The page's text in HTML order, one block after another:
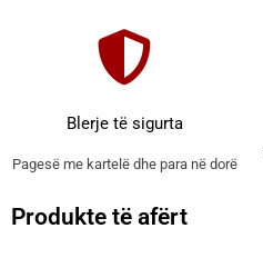
Blerje të sigurta
Pagesë me kartelë dhe para në dorë
Produkte të afërt